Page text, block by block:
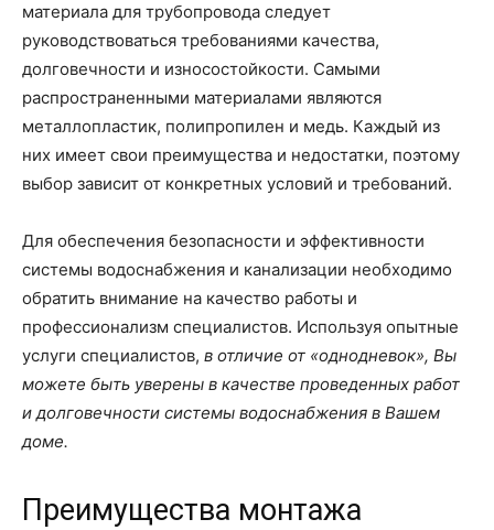
материала для трубопровода следует
руководствоваться требованиями качества,
долговечности и износостойкости. Самыми
распространенными материалами являются
металлопластик, полипропилен и медь. Каждый из
них имеет свои преимущества и недостатки, поэтому
выбор зависит от конкретных условий и требований.
Для обеспечения безопасности и эффективности
системы водоснабжения и канализации необходимо
обратить внимание на качество работы и
профессионализм специалистов. Используя опытные
услуги специалистов, в отличие от «однодневок», Вы
можете быть уверены в качестве проведенных работ
и долговечности системы водоснабжения в Вашем
доме.
Преимущества монтажа